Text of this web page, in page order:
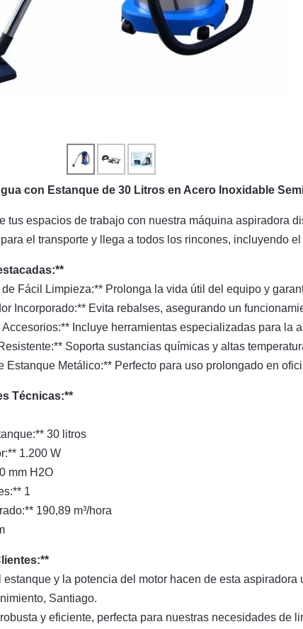
con Estanque de 30 Litros en Acero Inoxidable
tus espacios de trabajo con nuestra máquina aspiradora
el transporte y llega a todos los rincones, incluyendo
Fácil Limpieza:** Prolonga la vida útil del equipo y
Incorporado:** Evita rebalses, asegurando un
Incluye herramientas especializadas para
Soporta sustancias químicas y altas
Estanque Metálico:** Perfecto para uso prolongado en
Técnicas:**
30 litros
1.200 W
mm H2O
1
190,89 m³/hora
y la potencia del motor hacen de esta
Santiago.
y eficiente, perfecta para nuestras necesidades